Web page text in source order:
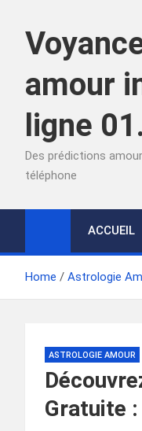
content
amour
ligne
Des prédictions
téléphone
ACCUEIL
Home Astrologie
ASTROLOGIE AMOUR
Gratuite